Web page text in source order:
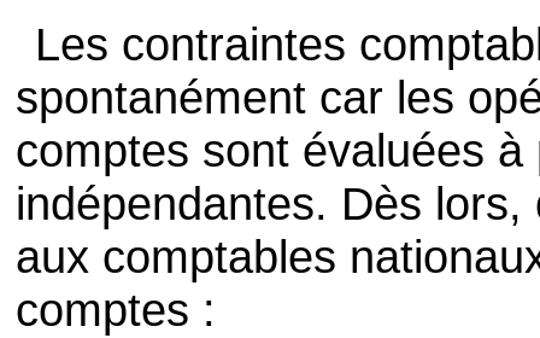
Les contraintes
spontanément car les
comptes sont évaluées
indépendantes. Dès
aux comptables
comptes :